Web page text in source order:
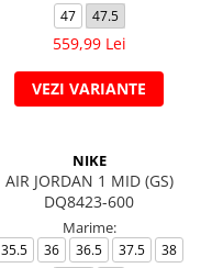
47
47.5
559,99 Lei
VEZI VARIANTE
NIKE
AIR JORDAN 1 MID (GS)
DQ8423-600
Marime:
35.5 36 36.5 37.5
38